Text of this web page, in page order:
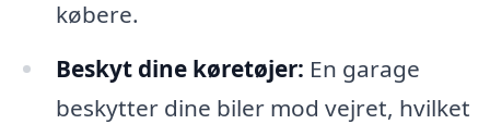
købere.
Beskyt dine køretøjer: En garage
beskytter dine biler mod vejret, hvilket